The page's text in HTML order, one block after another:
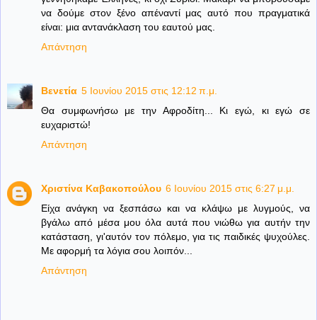
να δούμε στον ξένο απέναντί μας αυτό που πραγματικά
είναι: μια αντανάκλαση του εαυτού μας.
Απάντηση
Βενετία 5 Ιουνίου 2015 στις 12:12 π.μ.
Θα συμφωνήσω με την Αφροδίτη... Κι εγώ, κι εγώ σε
ευχαριστώ!
Απάντηση
Χριστίνα Καβακοπούλου 6 Ιουνίου 2015 στις 6:27 μ.μ.
Είχα ανάγκη να ξεσπάσω και να κλάψω με λυγμούς, να
βγάλω από μέσα μου όλα αυτά που νιώθω για αυτήν την
κατάσταση, γι'αυτόν τον πόλεμο, για τις παιδικές ψυχούλες.
Με αφορμή τα λόγια σου λοιπόν...
Απάντηση